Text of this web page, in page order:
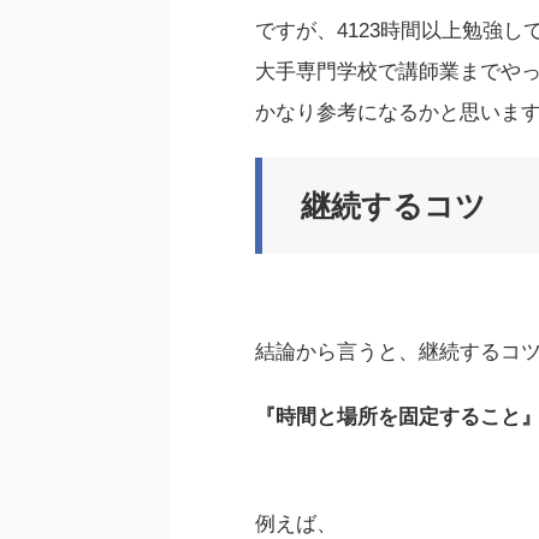
ですが、4123時間以上勉強し
大手専門学校で講師業までや
かなり参考になるかと思いま
継続するコツ
結論から言うと、継続するコ
『時間と場所を固定すること
例えば、